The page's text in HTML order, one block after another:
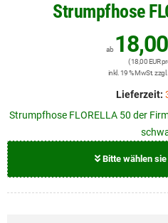
Strumpfhose
ab
( 18,00 EUR
inkl. 19 % MwSt. zzgl.
Lieferzeit:
Strumpfhose FLORELLA 50 der
Bitte wählen sie